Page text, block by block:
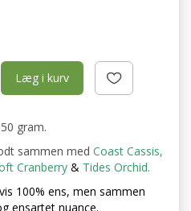
Læg i kurv
gram.
sammen med Coast Cassis,
Cranberry & Tides Orchid.
100% ens, men sammen
ensartet nuance.